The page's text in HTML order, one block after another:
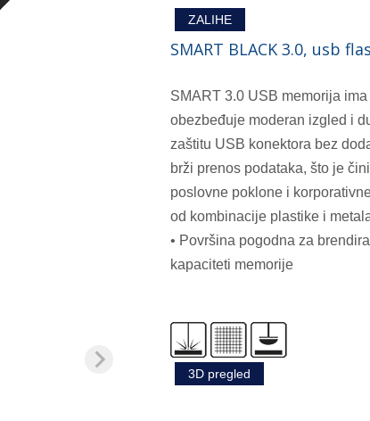
ZALIHE
SMART BLACK 3.0, usb
SMART 3.0 USB memorija
obezbeđuje moderan izgled i
zaštitu USB konektora bez
brži prenos podataka, što je
poslovne poklone i
od kombinacije plastike i
• Površina pogodna za
kapaciteti memorije
3D pregled